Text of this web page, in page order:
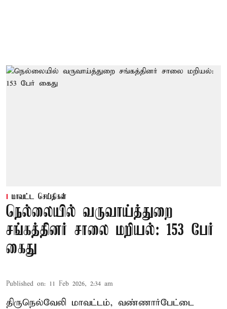
மாவட்ட செய்திகள்
நெல்லையில் வருவாய்த்துறை
சங்கத்தினர் சாலை மறியல்: 153 பேர்
கைது
Published on: 11 Feb 2026, 2:34 am
திருநெல்வேலி மாவட்டம், வண்ணார்பேட்டை